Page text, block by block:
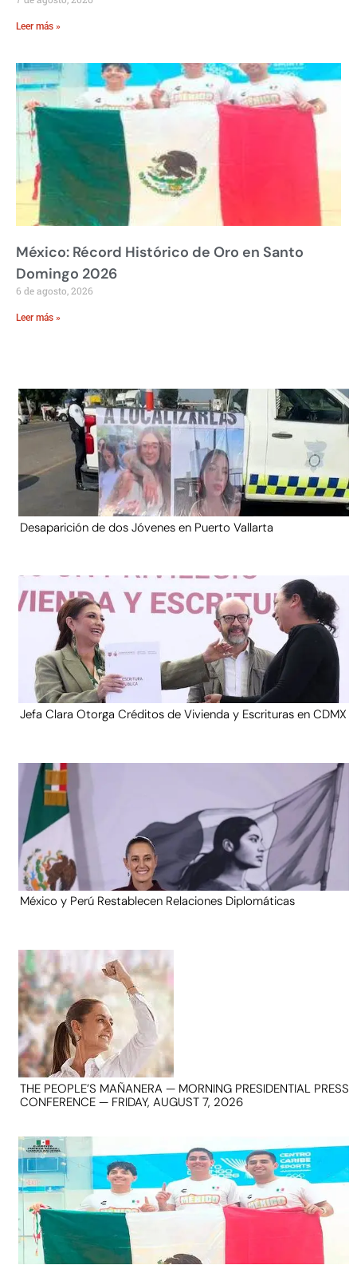
Leer más »
México: Récord Histórico de Oro en Santo
Domingo 2026
6 de agosto, 2026
Leer más »
Desaparición de dos Jóvenes en Puerto Vallarta
Jefa Clara Otorga Créditos de Vivienda y Escrituras en CDMX
México y Perú Restablecen Relaciones Diplomáticas
THE PEOPLE’S MAÑANERA — MORNING PRESIDENTIAL PRESS
CONFERENCE — FRIDAY, AUGUST 7, 2026